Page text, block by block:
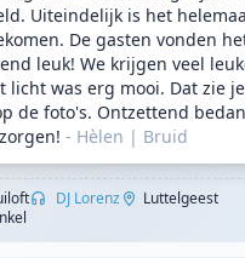
Uiteindelijk is het
De gasten vonden
leuk! We krijgen veel
licht was erg mooi. Dat zie
de foto's. Ontzettend
- Hèlen | Bruid
DJ Lorenz
Luttelgeest